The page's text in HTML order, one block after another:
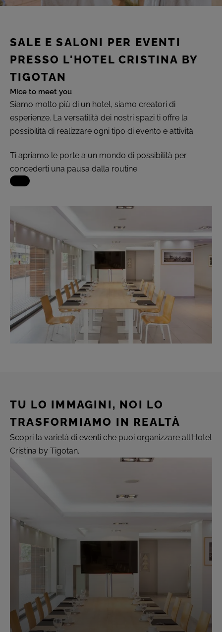
las
Americas,
Tenerife
VEDI TUTTI GLI HOTEL E LE
DESTINAZIONI
Recensioni
Galleria
Dove Siamo
SALE E SALONI PER EVENTI
PRESSO L'HOTEL CRISTINA BY
TIGOTAN
Mice to meet you
Siamo molto più di un hotel, siamo creatori di
esperienze. La versatilità dei nostri spazi ti offre la
possibilità di realizzare ogni tipo di evento e attività.
Ti apriamo le porte a un mondo di possibilità per
concederti una pausa dalla routine.
TU LO IMMAGINI, NOI LO
TRASFORMIAMO IN REALTÀ
Scopri la varietà di eventi che puoi organizzare all'Hotel
Cristina by Tigotan.